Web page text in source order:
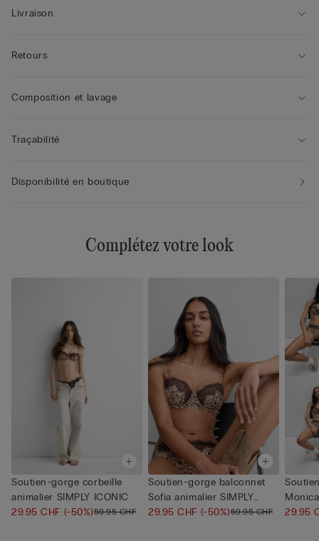
Livraison
Retours
Composition et lavage
Traçabilité
Disponibilité en boutique
Complétez votre look
Soutien-gorge corbeille
animalier SIMPLY ICONIC
29.95 CHF (-50%)59.95 CHF
Soutien-gorge balconnet
Sofia animalier SIMPLY
ICO...
29.95 CHF (-50%)59.95 CHF
ICON...
29.95